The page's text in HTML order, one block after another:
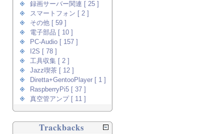
録画サーバー関連 [ 25 ]
スマートフォン [ 2 ]
その他 [ 59 ]
電子部品 [ 10 ]
PC-Audio [ 157 ]
I2S [ 78 ]
工具収集 [ 2 ]
Jazz喫茶 [ 12 ]
Diretta+GentooPlayer [ 1 ]
RaspberryPi5 [ 37 ]
真空管アンプ [ 11 ]
Trackbacks